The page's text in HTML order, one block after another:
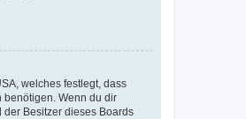
welches festlegt, dass
Wenn du dir
der Besitzer dieses Boards